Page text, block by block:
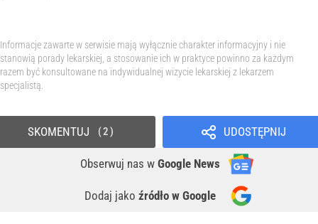
Informacje zawarte w serwisie mają wyłącznie charakter informacyjny i nie
stanowią porady lekarskiej, a stosowanie ich w praktyce powinno za każdym
razem być konsultowane na indywidualnej wizycie lekarskiej z lekarzem
specjalistą.
UDOSTĘPNIJ
Obserwuj nas w Google News
Dodaj jako źródło w Google
SKOMENTUJ 2